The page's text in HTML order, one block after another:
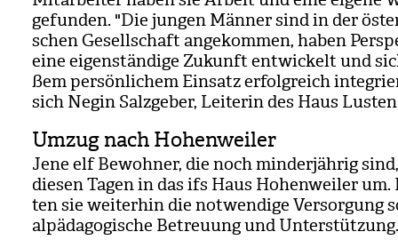
gefun­den. "Die jun­gen Män­ner sind in der
schen Gesell­schaft ange­kom­men, haben
eine eigen­stän­dige Zukunft ent­wi­ckelt und
ßem per­sön­li­chem Ein­satz erfolg­reich
sich Negin Salz­ge­ber, Lei­te­rin des Haus
Umzug nach Hohenweiler
Jene elf Bewoh­ner, die noch min­der­jäh­rig
die­sen Tagen in das ifs Haus Hohen­wei­ler
ten sie wei­ter­hin die not­wen­dige Ver­sor­gung
al­päd­ago­gi­sche Betreu­ung und Unter­stüt­zung.